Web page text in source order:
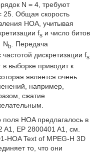
N = 4, требуют
25. Общая скорость
HOA, учитывая
fsи число битов
Nb. Передача
дискретизации fs
в выборке приводит к
является очень
например,
сжатие
поля HOA предлагалось в
A1, EP 2800401 A1, см.
HOA Text of MPEG-H 3D
то, что они